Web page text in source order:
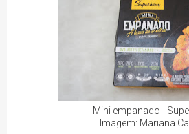
Mini empanado -
Imagem: Mariana